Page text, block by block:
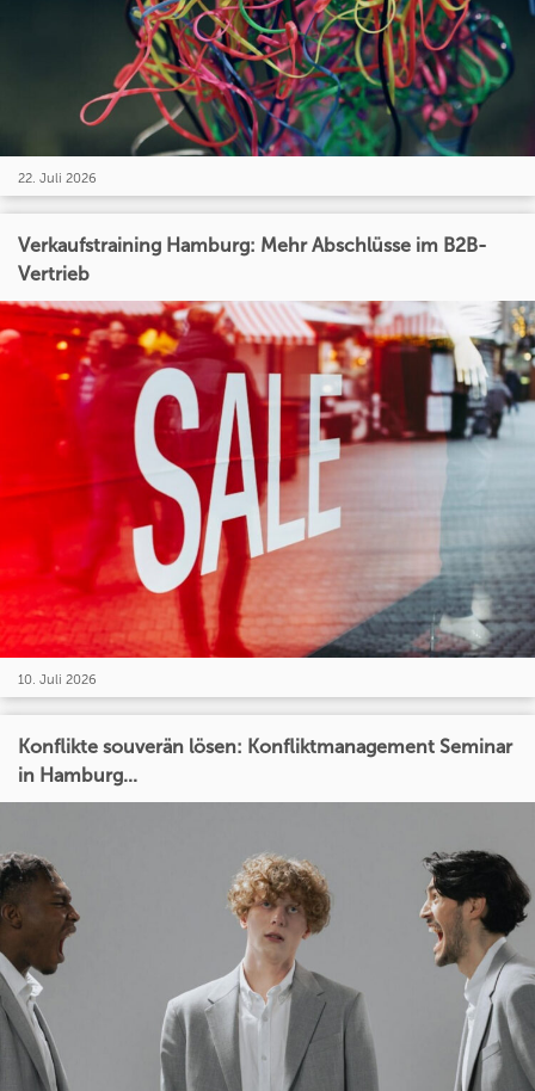
22. Juli 2026
Verkaufstraining Hamburg: Mehr Abschlüsse im B2B-
Vertrieb
10. Juli 2026
Konflikte souverän lösen: Konfliktmanagement Seminar
in Hamburg...